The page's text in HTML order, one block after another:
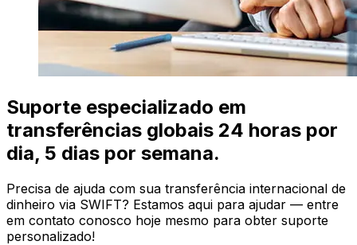
Suporte especializado em
transferências globais 24 horas por
dia, 5 dias por semana.
Precisa de ajuda com sua transferência internacional de
dinheiro via SWIFT? Estamos aqui para ajudar — entre
em contato conosco hoje mesmo para obter suporte
personalizado!